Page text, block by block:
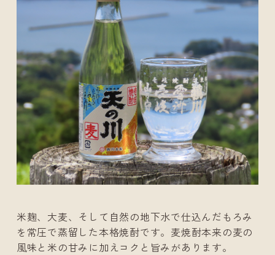
米麹、大麦、そして自然の地下水で仕込んだもろみ
を常圧で蒸留した本格焼酎です。麦焼酎本来の麦の
風味と米の甘みに加えコクと旨みがあります。